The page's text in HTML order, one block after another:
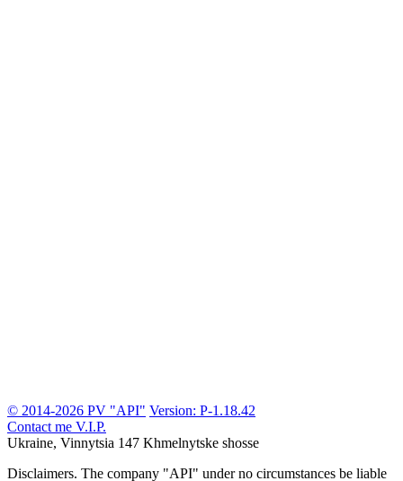
© 2014-2026 PV "API" Version: P-1.18.42
Contact me V.I.P.
Ukraine, Vinnytsia 147 Khmelnytske shosse
Disclaimers. The company "API" under no circumstances be liable